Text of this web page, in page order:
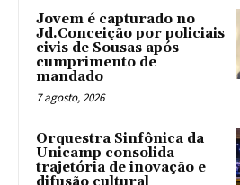
Jovem é capturado no
Jd.Conceição por policiais
civis de Sousas após
cumprimento de
mandado
7 agosto, 2026
Orquestra Sinfônica da
Unicamp consolida
trajetória de inovação e